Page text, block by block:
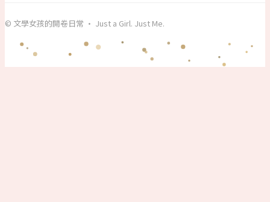
© 文學女孩的開卷日常 · Just a Girl. Just Me.